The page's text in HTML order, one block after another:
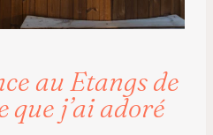
au Etangs de
que j’ai adoré